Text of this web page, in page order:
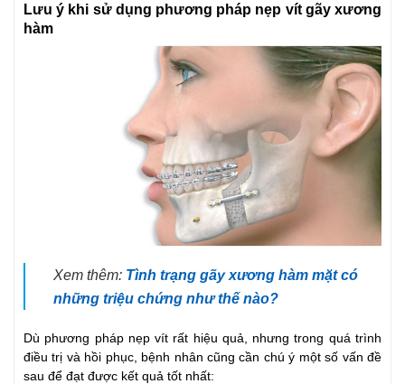
Lưu ý khi sử dụng phương pháp nẹp vít gãy xương
hàm
Xem thêm: Tình trạng gãy xương hàm mặt có
những triệu chứng như thế nào?
Dù phương pháp nẹp vít rất hiệu quả, nhưng trong quá trình
điều trị và hồi phục, bệnh nhân cũng cần chú ý một số vấn đề
sau để đạt được kết quả tốt nhất: